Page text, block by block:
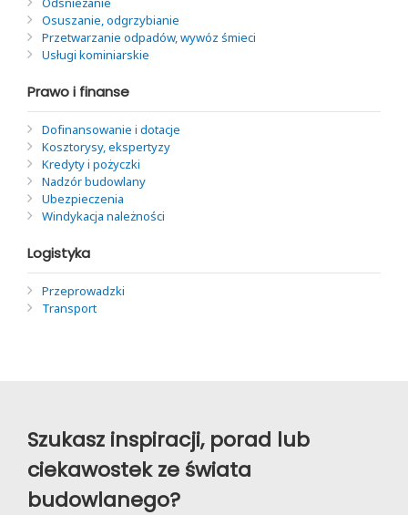
Osuszanie, odgrzybianie
Przetwarzanie odpadów, wywóz śmieci
Usługi kominiarskie
Prawo i finanse
Dofinansowanie i dotacje
Kosztorysy, ekspertyzy
Kredyty i pożyczki
Nadzór budowlany
Ubezpieczenia
Windykacja należności
Logistyka
Przeprowadzki
Transport
Szukasz inspiracji, porad lub
ciekawostek ze świata
budowlanego?